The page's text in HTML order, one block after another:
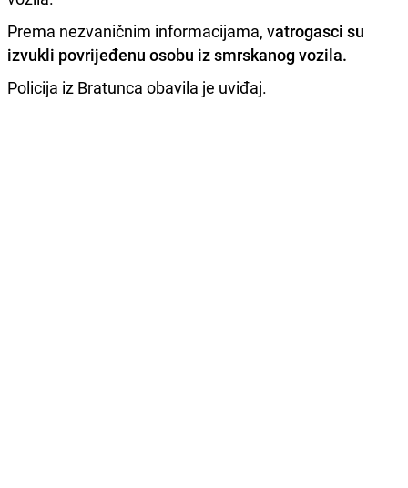
Prema nezvaničnim informacijama, vatrogasci su
izvukli povrijeđenu osobu iz smrskanog vozila.
Policija iz Bratunca obavila je uviđaj.